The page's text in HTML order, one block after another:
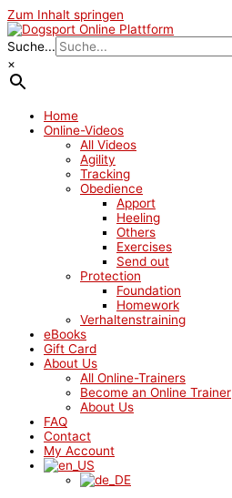
Zum Inhalt springen
Suche...
×
Home
Online-Videos
All Videos
Agility
Tracking
Obedience
Apport
Heeling
Others
Exercises
Send out
Protection
Foundation
Homework
Verhaltenstraining
eBooks
Gift Card
About Us
All Online-Trainers
Become an Online Trainer
About Us
FAQ
Contact
My Account